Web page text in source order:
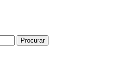
Procurar